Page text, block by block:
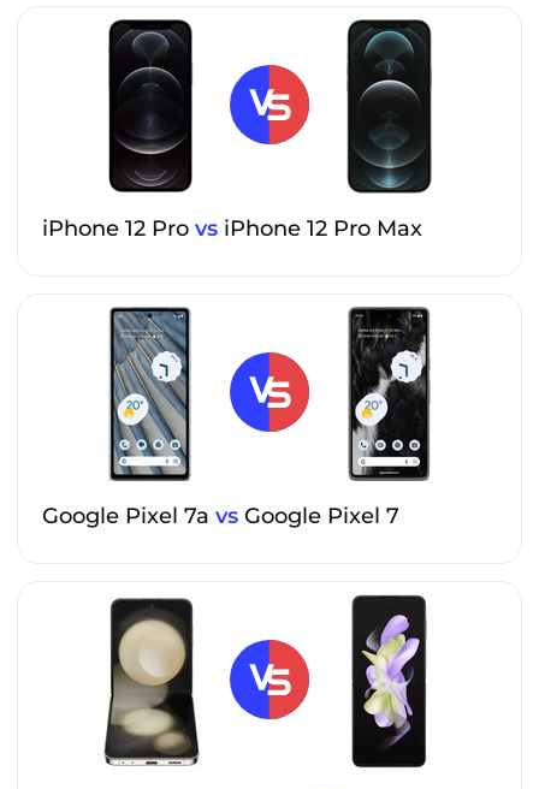
iPhone 12 Pro vs iPhone 12 Pro Max
Google Pixel 7a vs Google Pixel 7